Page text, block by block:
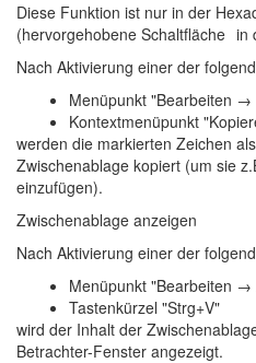
Diese Funktion ist nur in der
(hervorgehobene Schaltfläche in
Nach Aktivierung einer der
Menüpunkt "Bearbeiten →
Kontextmenüpunkt
werden die markierten Zeichen
Zwischenablage kopiert (um sie
einzufügen).
Zwischenablage anzeigen
Nach Aktivierung einer der
Menüpunkt "Bearbeiten
Tastenkürzel "Strg+V"
wird der Inhalt der
Betrachter-Fenster angezeigt.